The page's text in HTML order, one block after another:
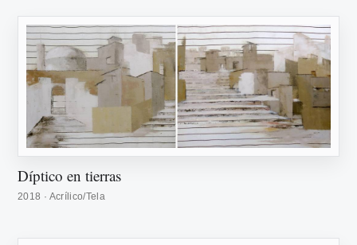
Díptico en tierras
2018 · Acrílico/Tela